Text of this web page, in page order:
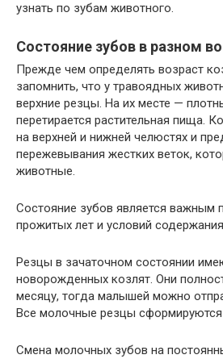
узнать по зубам животного.
Состояние зубов в разном
Прежде чем определять возраст
запомнить, что у травоядных
верхние резцы. На их месте —
перетирается растительная пища.
на верхней и нижней челюстях и
пережевывания жестких веток,
животные.
Состояние зубов является важным
прожитых лет и условий
Резцы в зачаточном состоянии
новорожденных козлят. Они
месяцу, тогда малышей можно
Все молочные резцы
Смена молочных зубов на